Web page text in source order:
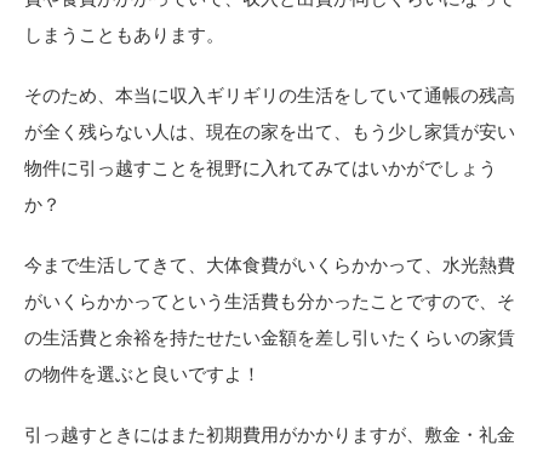
しまうこともあります。
そのため、本当に収入ギリギリの生活をしていて通帳の残高
が全く残らない人は、現在の家を出て、もう少し家賃が安い
物件に引っ越すことを視野に入れてみてはいかがでしょう
か？
今まで生活してきて、大体食費がいくらかかって、水光熱費
がいくらかかってという生活費も分かったことですので、そ
の生活費と余裕を持たせたい金額を差し引いたくらいの家賃
の物件を選ぶと良いですよ！
引っ越すときにはまた初期費用がかかりますが、敷金・礼金